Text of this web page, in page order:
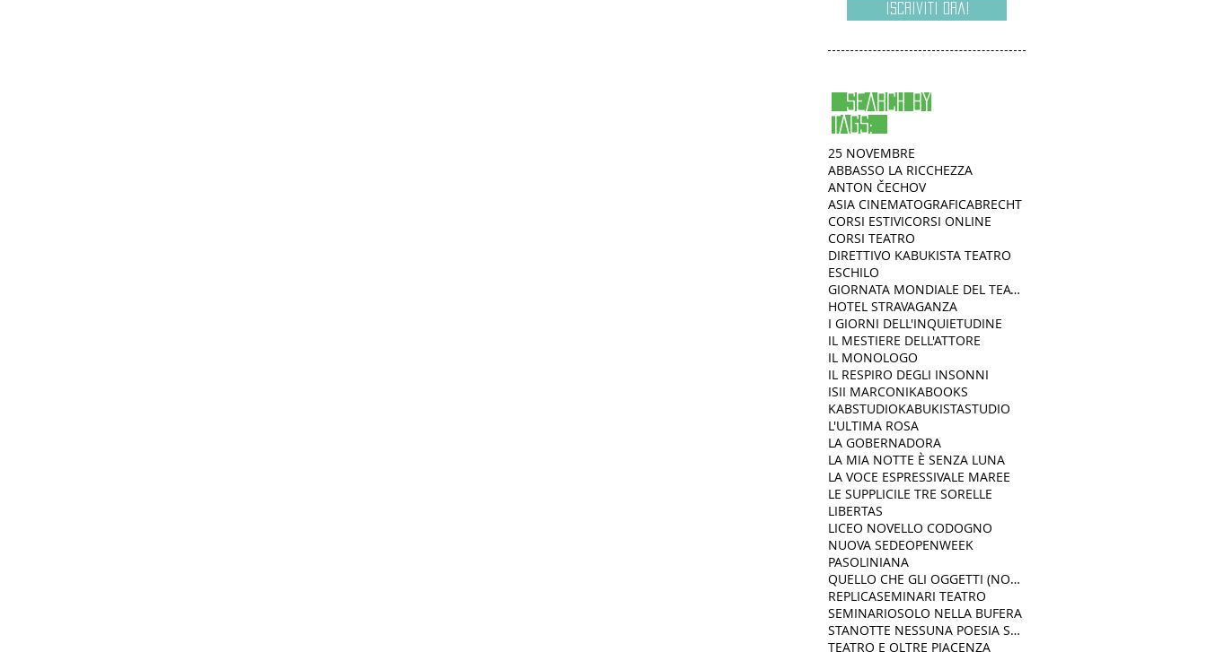
Iscriviti ora!
SEARCH BY
TAGS:
25 NOVEMBRE
ABBASSO LA RICCHEZZA
ANTON ČECHOV
ASIA CINEMATOGRAFICABRECHT
CORSI ESTIVICORSI ONLINE
CORSI TEATRO
DIRETTIVO KABUKISTA TEATRO
ESCHILO
GIORNATA MONDIALE DEL TEATRO
HOTEL STRAVAGANZA
I GIORNI DELL'INQUIETUDINE
IL MESTIERE DELL'ATTORE
IL MONOLOGO
IL RESPIRO DEGLI INSONNI
ISII MARCONIKABOOKS
KABSTUDIOKABUKISTASTUDIO
L'ULTIMA ROSA
LA GOBERNADORA
LA MIA NOTTE È SENZA LUNA
LA VOCE ESPRESSIVALE MAREE
LE SUPPLICILE TRE SORELLE
LIBERTAS
LICEO NOVELLO CODOGNO
NUOVA SEDEOPENWEEK
PASOLINIANA
QUELLO CHE GLI OGGETTI (NON) DICONO
REPLICASEMINARI TEATRO
SEMINARIOSOLO NELLA BUFERA
STANOTTE NESSUNA POESIA SERVIRÀ
TEATRO E OLTRE PIACENZA